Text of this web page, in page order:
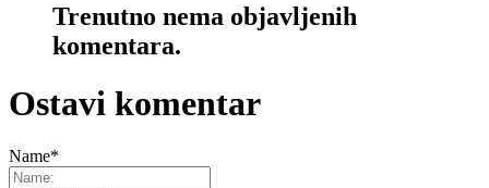
Trenutno nema objavljenih
komentara.
Ostavi komentar
Name*